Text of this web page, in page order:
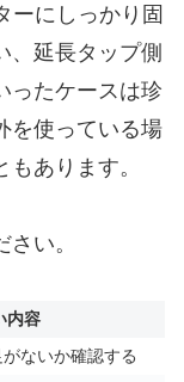
ーにしっかり固
、延長タップ側
ったケースは珍
を使っている場
あります。
い。
内容
ないか確認する